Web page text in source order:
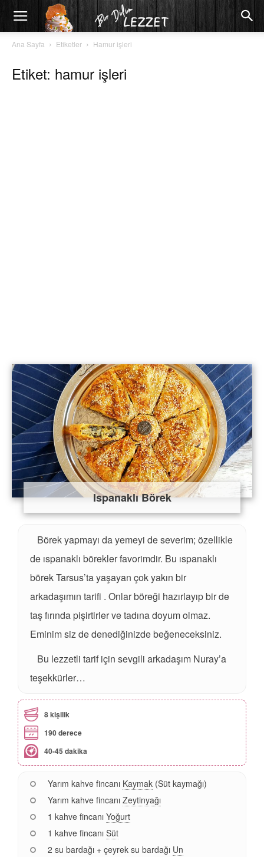
Ana Sayfa Etiketler Hamur işleri
Etiket: hamur işleri
Ispanaklı Börek
Börek yapmayı da yemeyi de severim; özellikle
de ıspanaklı börekler favorimdir. Bu ıspanaklı
börek Tarsus’ta yaşayan çok yakın bir
arkadaşımın tarifi . Onlar böreği hazırlayıp bir de
taş fırında pişirtirler ve tadına doyum olmaz.
Eminim siz de denediğinizde beğeneceksiniz.
Bu lezzetli tarif için sevgili arkadaşım Nuray’a
teşekkürler…
8 kişilik
190 derece
40-45 dakika
Yarım kahve fincanı Kaymak (Süt kaymağı)
Yarım kahve fincanı Zeytinyağı
1 kahve fincanı Yoğurt
1 kahve fincanı Süt
2 su bardağı + çeyrek su bardağı Un